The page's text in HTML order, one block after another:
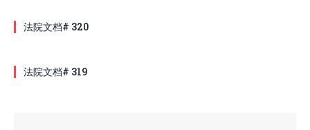
法院文档# 320
法院文档# 319